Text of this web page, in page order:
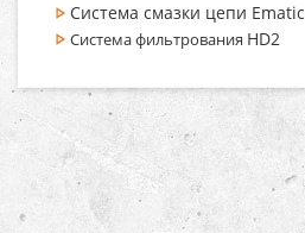
Система смазки цепи Ematic
Система фильтрования HD2